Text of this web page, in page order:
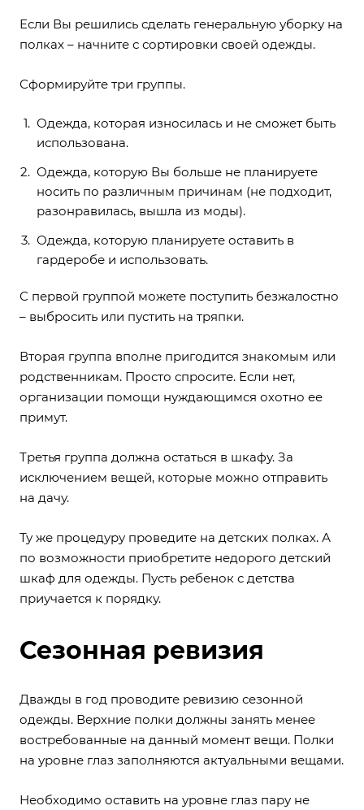
Если Вы решились сделать генеральную уборку на
полках – начните с сортировки своей одежды.
Сформируйте три группы.
Одежда, которая износилась и не сможет быть
использована.
Одежда, которую Вы больше не планируете
носить по различным причинам (не подходит,
разонравилась, вышла из моды).
Одежда, которую планируете оставить в
гардеробе и использовать.
С первой группой можете поступить безжалостно
– выбросить или пустить на тряпки.
Вторая группа вполне пригодится знакомым или
родственникам. Просто спросите. Если нет,
организации помощи нуждающимся охотно ее
примут.
Третья группа должна остаться в шкафу. За
исключением вещей, которые можно отправить
на дачу.
Ту же процедуру проведите на детских полках. А
по возможности приобретите недорого детский
шкаф для одежды. Пусть ребенок с детства
приучается к порядку.
Сезонная ревизия
Дважды в год проводите ревизию сезонной
одежды. Верхние полки должны занять менее
востребованные на данный момент вещи. Полки
на уровне глаз заполняются актуальными вещами.
Необходимо оставить на уровне глаз пару не